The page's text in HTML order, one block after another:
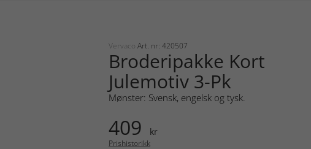
Vervaco Art. nr: 420507
Broderipakke Kort
Julemotiv 3-Pk
Mønster: Svensk, engelsk og tysk.
409 kr
Prishistorikk